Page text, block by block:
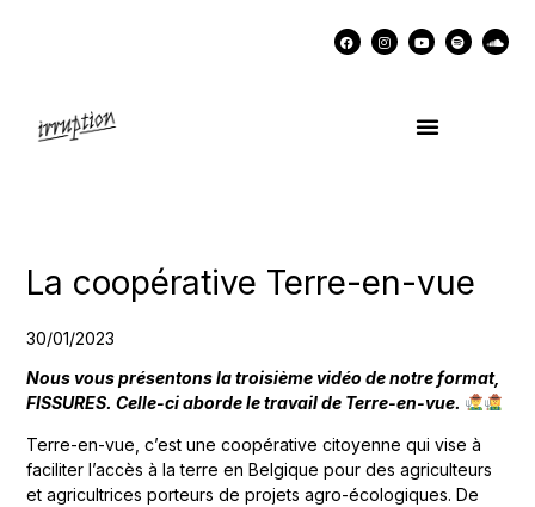
La coopérative Terre-en-vue
30/01/2023
Nous vous présentons la troisième vidéo de notre format,
FISSURES. Celle-ci aborde le travail de Terre-en-vue.
Terre-en-vue, c’est une coopérative citoyenne qui vise à
faciliter l’accès à la terre en Belgique pour des agriculteurs
et agricultrices porteurs de projets agro-écologiques. De